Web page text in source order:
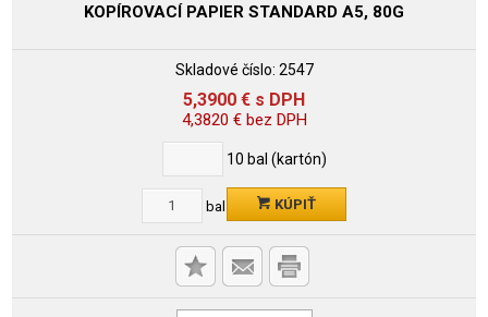
KOPÍROVACÍ PAPIER STANDARD A5, 80G
Skladové číslo: 2547
5,3900 € s DPH
4,3820 €bez DPH
10 bal (kartón)
bal KÚPIŤ